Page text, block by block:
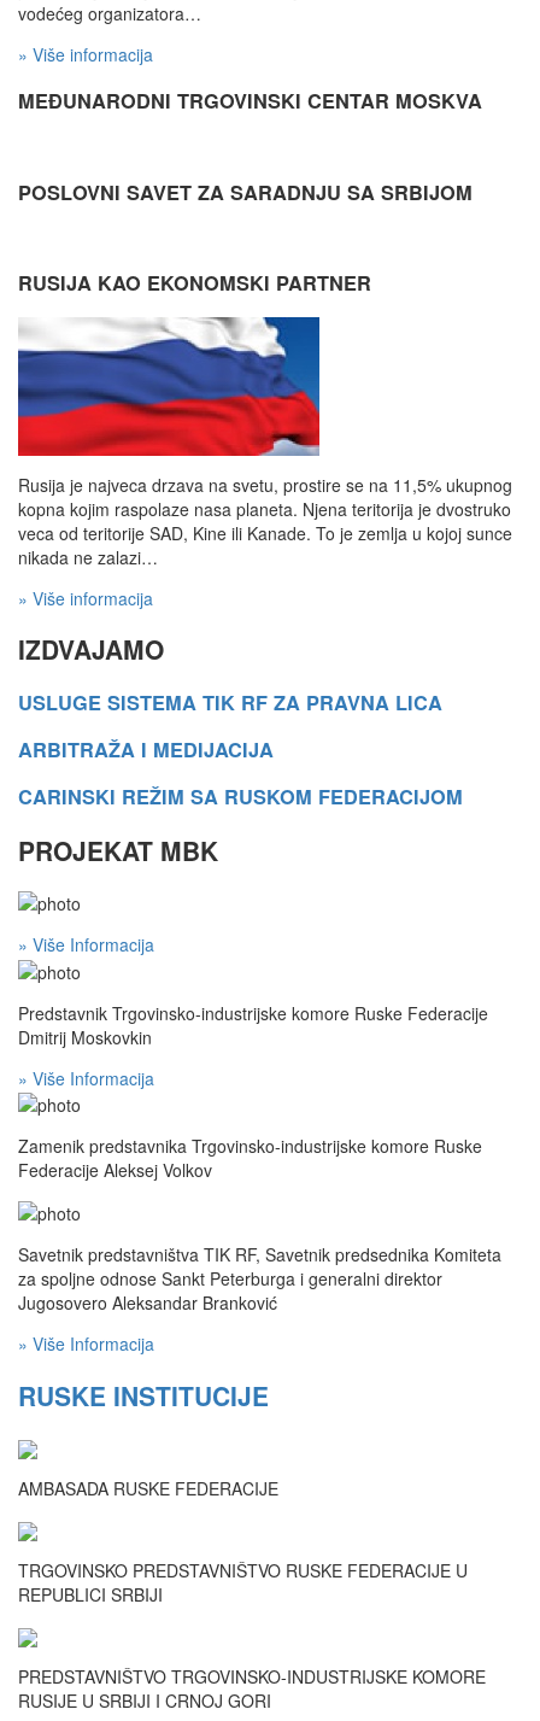
vodećeg organizatora…
» Više informacija
MEĐUNARODNI TRGOVINSKI CENTAR MOSKVA
POSLOVNI SAVET ZA SARADNJU SA SRBIJOM
RUSIJA KAO EKONOMSKI PARTNER
Rusija je najveca drzava na svetu, prostire se na 11,5% ukupnog
kopna kojim raspolaze nasa planeta. Njena teritorija je dvostruko
veca od teritorije SAD, Kine ili Kanade. To je zemlja u kojoj sunce
nikada ne zalazi…
» Više informacija
IZDVAJAMO
USLUGE SISTEMA TIK RF ZA PRAVNA LICA
ARBITRAŽA I MEDIJACIJA
CARINSKI REŽIM SA RUSKOM FEDERACIJOM
PROJEKAT MBK
» Više Informacija
Predstavnik Trgovinsko-industrijske komore Ruske Federacije
Dmitrij Moskovkin
» Više Informacija
Zamenik predstavnika Trgovinsko-industrijske komore Ruske
Federacije Aleksej Volkov
Savetnik predstavništva TIK RF, Savetnik predsednika Komiteta
za spoljne odnose Sankt Peterburga i generalni direktor
Jugosovero Aleksandar Branković
» Više Informacija
RUSKE INSTITUCIJE
AMBASADA RUSKE FEDERACIJE
TRGOVINSKO PREDSTAVNIŠTVO RUSKE FEDERACIJE U
REPUBLICI SRBIJI
PREDSTAVNIŠTVO TRGOVINSKO-INDUSTRIJSKE KOMORE
RUSIJE U SRBIJI I CRNOJ GORI